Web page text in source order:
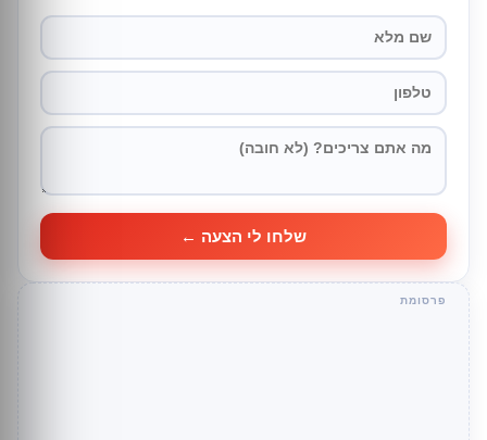
שלחו לי הצעה ←